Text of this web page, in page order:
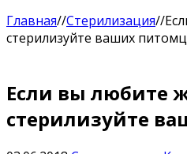
Главная//Стерилизация//
стерилизуйте ваших
Если вы любите
стерилизуйте